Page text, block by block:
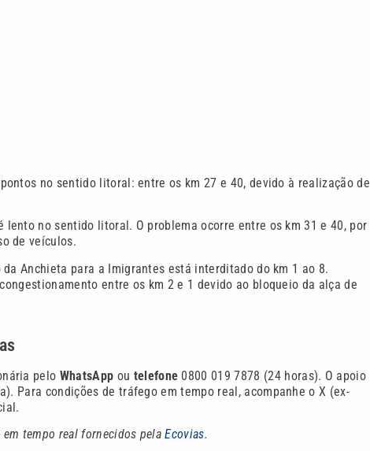
no sentido litoral: entre os km 27 e 40, devido à realização de
lento no sentido litoral. O problema ocorre entre os km 31 e 40, por
de veículos.
Anchieta para a Imigrantes está interditado do km 1 ao 8.
entre os km 2 e 1 devido ao bloqueio da alça de
pelo WhatsApp ou telefone 0800 019 7878 (24 horas). O apoio
Para condições de tráfego em tempo real, acompanhe o X (ex-
em tempo real fornecidos pelaEcovias.